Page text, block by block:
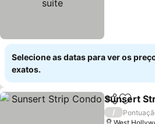
Selecione as datas para ver os
exatos.
Partilhar
Sunsert
/